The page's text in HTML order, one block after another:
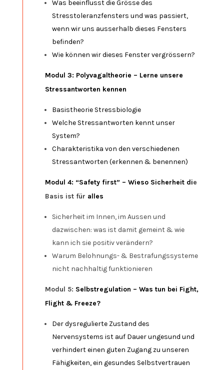
Was beeinflusst die Grösse des
Stresstoleranzfensters und was passiert,
wenn wir uns ausserhalb dieses Fensters
befinden?
Wie können wir dieses Fenster vergrössern?
Modul 3: Polyvagaltheorie – Lerne unsere
Stressantworten kennen
Basistheorie Stressbiologie
Welche Stressantworten kennt unser
System?
Charakteristika von den verschiedenen
Stressantworten (erkennen & benennen)
Modul 4: “Safety first” – Wieso Sicherheit die
Basis ist für alles
Sicherheit im Innen, im Aussen und
dazwischen: was ist damit gemeint & wie
kann ich sie positiv verändern?
Warum Belohnungs- & Bestrafungssysteme
nicht nachhaltig funktionieren
Modul 5: Selbstregulation – Was tun bei Fight,
Flight & Freeze?
Der dysregulierte Zustand des
Nervensystems ist auf Dauer ungesund und
verhindert einen guten Zugang zu unseren
Fähigkeiten, ein gesundes Selbstvertrauen